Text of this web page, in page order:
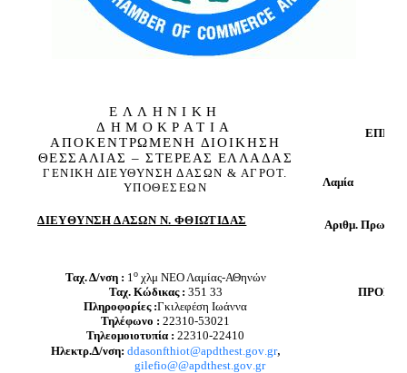
ΕΛΛΗΝΙΚΗ
ΔΗΜΟΚΡΑΤΙΑ
ΑΠΟΚΕΝΤΡΩΜΕΝΗ ΔΙΟΙΚΗΣΗ
ΘΕΣΣΑΛΙΑΣ – ΣΤΕΡΕΑΣ ΕΛΛΑΔΑΣ
ΓΕΝΙΚΗ ΔΙΕΥΘΥΝΣΗ ΔΑΣΩΝ & ΑΓΡΟΤ.
ΥΠΟΘΕΣΕΩΝ
ΔΙΕΥΘΥΝΣΗ ΔΑΣΩΝ Ν. ΦΘΙΩΤΙΔΑΣ
Λαμία
Αριθμ. Πρωτ.
Ταχ. Δ/νση : 1ο χλμ ΝΕΟ Λαμίας-ΑΘηνών
Ταχ. Κώδικας : 351 33
Πληροφορίες :Γκιλεφέση Ιωάννα
Τηλέφωνο : 22310-53021
Τηλεομοιοτυπία : 22310-22410
Ηλεκτρ.Δ/νση: ddasonfthiot@apdthest.gov.gr,
gilefio@@apdthest.gov.gr
ΠΡΟΣ: